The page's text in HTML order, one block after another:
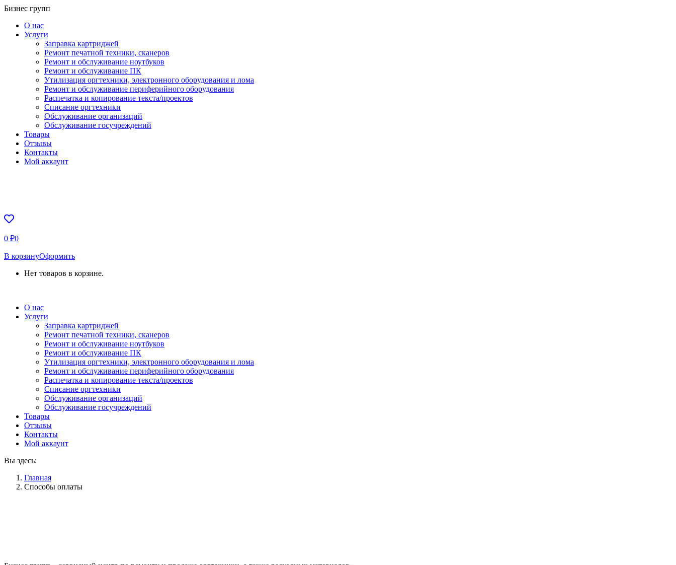
Перейти
содержанию
Бизнес групп
О нас
Услуги
Заправка картриджей
Ремонт печатной техники, сканеров
Ремонт и обслуживание ноутбуков
Ремонт и обслуживание ПК
Утилизация оргтехники, электронного оборудования и лома
Ремонт и обслуживание периферийного оборудования
Распечатка и копирование текста/проектов
Списание оргтехники
Обслуживание организаций
Обслуживание госучреждений
Товары
Отзывы
Контакты
Мой аккаунт
0 ₽0
В корзинуОформить
Нет товаров в корзине.
О нас
Услуги
Заправка картриджей
Ремонт печатной техники, сканеров
Ремонт и обслуживание ноутбуков
Ремонт и обслуживание ПК
Утилизация оргтехники, электронного оборудования и лома
Ремонт и обслуживание периферийного оборудования
Распечатка и копирование текста/проектов
Списание оргтехники
Обслуживание организаций
Обслуживание госучреждений
Товары
Отзывы
Контакты
Мой аккаунт
Вы здесь:
Главная
Способы оплаты